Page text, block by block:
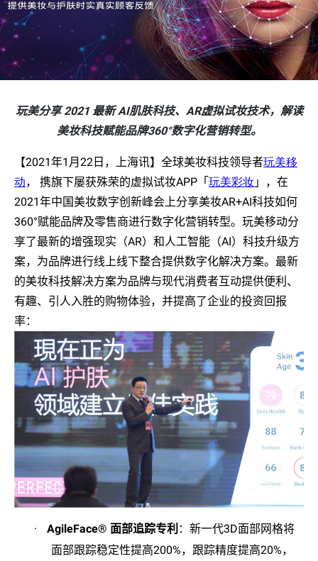
玩美分享 2021 最新 AI肌肤科技、AR虚拟试妆技术，解读
美妆科技赋能品牌360°数字化营销转型。
【2021年1 月 22 日，上海讯】 全球美妆科技领导者玩美移
动， 携旗下屡获殊荣的虚拟试妆APP 「玩美彩妆 」，在
2021年中国美妆数字创新峰会上分享美妆AR+AI科技如何
360°赋能品牌及零售商进行数字化营销转型。玩美移动分
享了最新的增强现实（AR）和人工智能（AI）科技升级方
案，为品牌进行线上线下整合提供数字化解决方案。最新
的美妆科技解决方案为品牌与现代消费者互动提供便利、
有趣、引人入胜的购物体验，并提高了企业的投资回报
率：
· AgileFace® 面部追踪专利 ：新一代3D面部网格将
面部跟踪稳定性提高200%，跟踪精度提高20%，